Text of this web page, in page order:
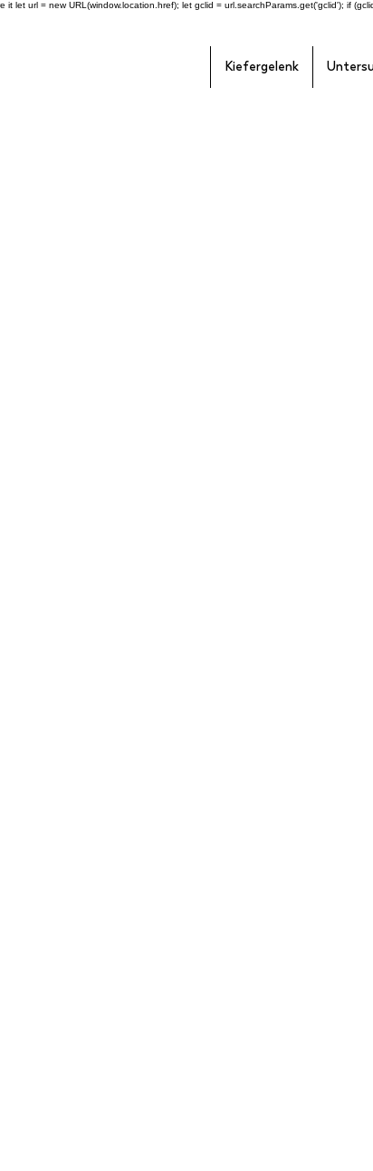
let url = new URL(window.location.href); let gclid = url.searchParams.get('gclid'); if
Kiefergelenk